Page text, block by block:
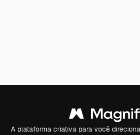
A plataforma criativa para você